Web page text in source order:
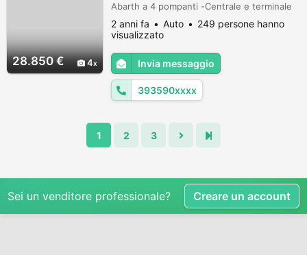
28.850 € 4
Abarth a 4 pompanti -Centrale e terminale
di scarico omologati Ragazzon -
Catalizzatore 200 celle -Impianto audio
temperatura olio professionale -Cerchi in
lega da 18" con gomma 215/40/r18
omologata NAD a libretto -Loghi Abarth 124
originali -Ins...
2 anni fa Auto
249 persone hanno
visualizzato
Invia messaggio
393590xxxx
1 2 3
Sei un venditore professionale? Creare un account